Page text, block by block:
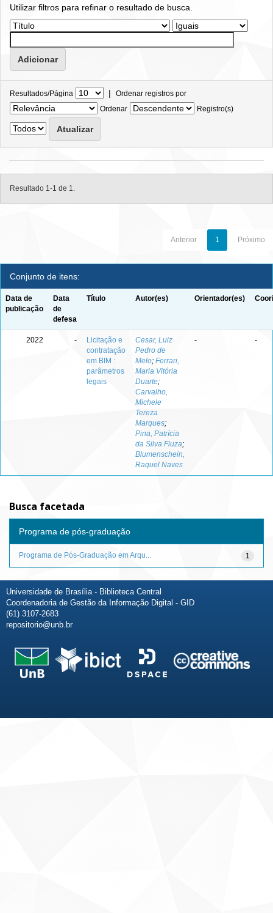
Utilizar filtros para refinar o resultado de busca.
Resultados/Página | Ordenar registros por
Ordenar
Registro(s)
Resultado 1-1 de 1.
Anterior 1 Próximo
Conjunto de itens:
Data de
publicação
Data
de
defesa
Título Autor(es) Orientador(es)
2022 -
Licitação e
contratação
em BIM :
parâmetros
legais
Cesar, Luiz
Pedro de
Melo; Ferrari,
Maria Vitória
Duarte;
Carvalho,
Michele
Tereza
Marques;
Pina, Patrícia
da Silva Fiuza;
Blumenschein,
Raquel Naves
- -
Busca facetada
Programa de pós-graduação
1
Programa de Pós-Graduação em Arqu...
Universidade de Brasília - Biblioteca Central
Coordenadoria de Gestão da Informação Digital - GID
(61) 3107-2683
repositorio@unb.br